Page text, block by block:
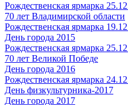
Рождественская ярмарка
70 лет Владимирской области
Рождественская ярмарка
День города 2015
Рождественская ярмарка
70 лет Великой Победе
День города 2016
Рождественская ярмарка
День физкультурника-2017
День города 2017